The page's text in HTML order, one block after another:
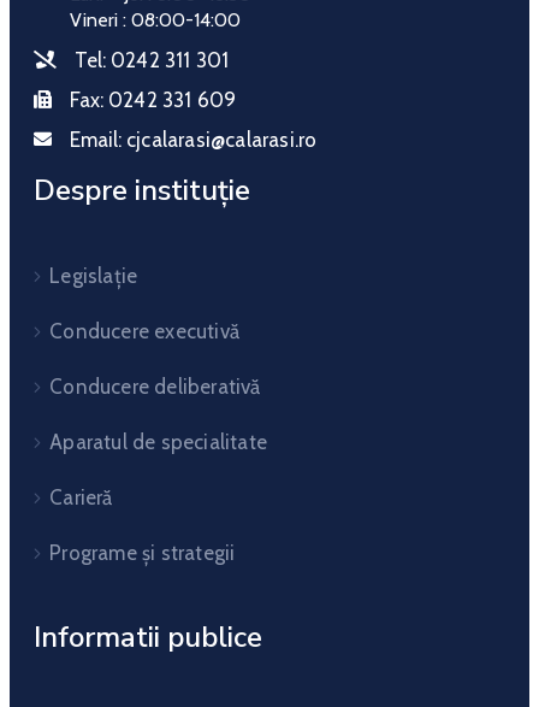
Vineri : 08:00-14:00
Tel: 0242 311 301
Fax: 0242 331 609
Email: cjcalarasi@calarasi.ro
Despre instituție
Legislație
Conducere executivă
Conducere deliberativă
Aparatul de specialitate
Carieră
Programe și strategii
Informatii publice